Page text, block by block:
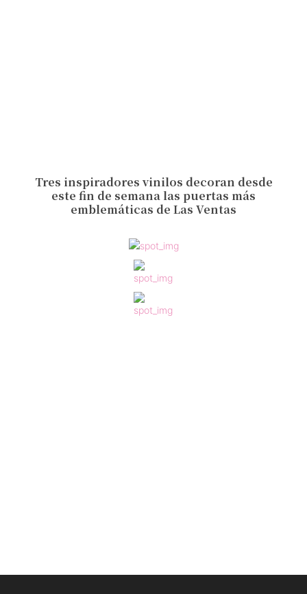
Tres inspiradores vinilos decoran desde
este fin de semana las puertas más
emblemáticas de Las Ventas